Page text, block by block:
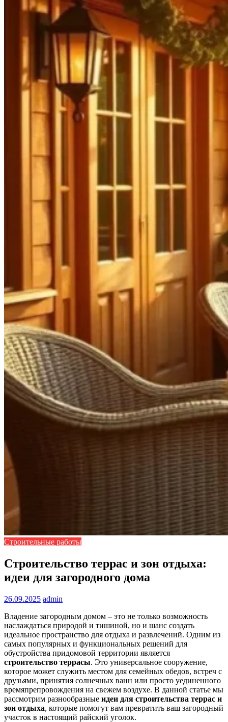
Строительные работы
Строительство террас и зон отдыха:
идеи для загородного дома
26.09.2025 admin
Владение загородным домом – это не только возможность
наслаждаться природой и тишиной, но и шанс создать
идеальное пространство для отдыха и развлечений. Одним из
самых популярных и функциональных решений для
обустройства придомовой территории является
строительство террасы. Это универсальное сооружение,
которое может служить местом для семейных обедов, встреч с
друзьями, принятия солнечных ванн или просто уединенного
времяпрепровождения на свежем воздухе. В данной статье мы
рассмотрим разнообразные идеи для строительства террас и
зон отдыха, которые помогут вам превратить ваш загородный
участок в настоящий райский уголок.